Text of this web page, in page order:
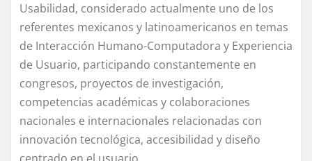
Usabilidad, considerado actualmente uno de los
referentes mexicanos y latinoamericanos en temas
de Interacción Humano-Computadora y Experiencia
de Usuario, participando constantemente en
congresos, proyectos de investigación,
competencias académicas y colaboraciones
nacionales e internacionales relacionadas con
innovación tecnológica, accesibilidad y diseño